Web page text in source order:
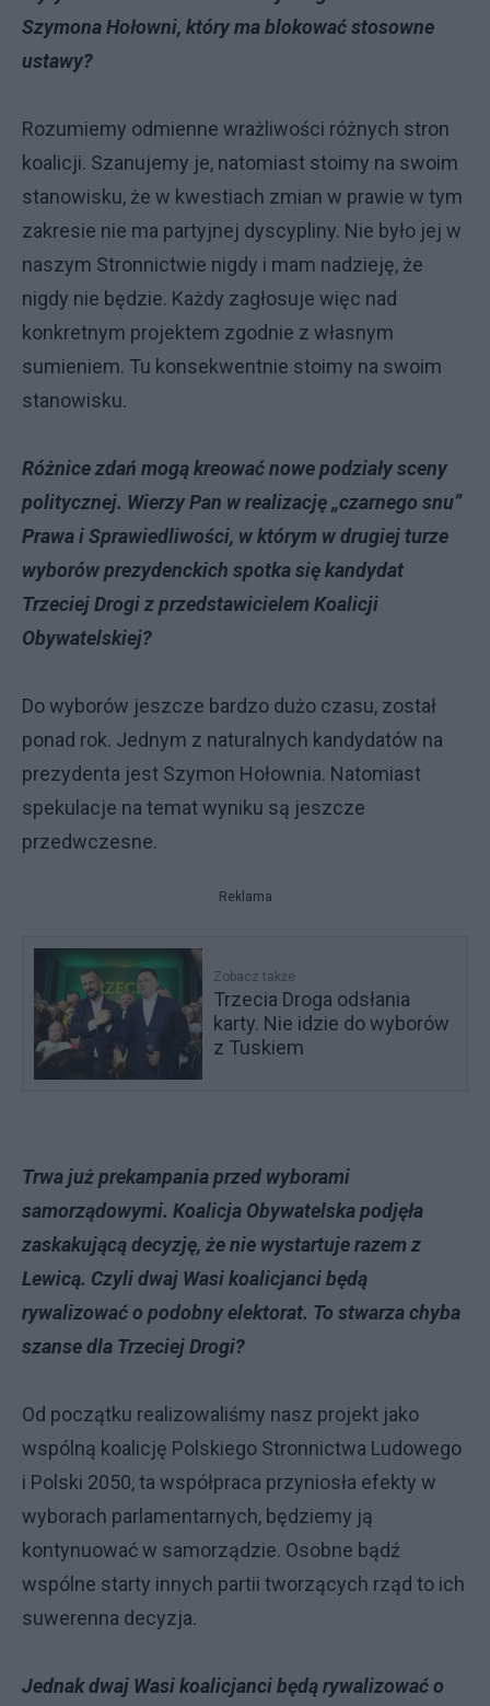
Szymona Hołowni, który ma blokować stosowne
ustawy?
Rozumiemy odmienne wrażliwości różnych stron
koalicji. Szanujemy je, natomiast stoimy na swoim
stanowisku, że w kwestiach zmian w prawie w tym
zakresie nie ma partyjnej dyscypliny. Nie było jej w
naszym Stronnictwie nigdy i mam nadzieję, że
nigdy nie będzie. Każdy zagłosuje więc nad
konkretnym projektem zgodnie z własnym
sumieniem. Tu konsekwentnie stoimy na swoim
stanowisku.
Różnice zdań mogą kreować nowe podziały sceny
politycznej. Wierzy Pan w realizację „czarnego snu”
Prawa i Sprawiedliwości, w którym w drugiej turze
wyborów prezydenckich spotka się kandydat
Trzeciej Drogi z przedstawicielem Koalicji
Obywatelskiej?
Do wyborów jeszcze bardzo dużo czasu, został
ponad rok. Jednym z naturalnych kandydatów na
prezydenta jest Szymon Hołownia. Natomiast
spekulacje na temat wyniku są jeszcze
przedwczesne.
Reklama
Zobacz także
Trzecia Droga odsłania
karty. Nie idzie do wyborów
z Tuskiem
Trwa już prekampania przed wyborami
samorządowymi. Koalicja Obywatelska podjęła
zaskakującą decyzję, że nie wystartuje razem z
Lewicą. Czyli dwaj Wasi koalicjanci będą
rywalizować o podobny elektorat. To stwarza chyba
szanse dla Trzeciej Drogi?
Od początku realizowaliśmy nasz projekt jako
wspólną koalicję Polskiego Stronnictwa Ludowego
i Polski 2050, ta współpraca przyniosła efekty w
wyborach parlamentarnych, będziemy ją
kontynuować w samorządzie. Osobne bądź
wspólne starty innych partii tworzących rząd to ich
suwerenna decyzja.
Jednak dwaj Wasi koalicjanci będą rywalizować o